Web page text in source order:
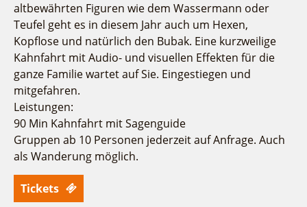
Ludwig Leichhardt
Kahnfahrten
Fahrgastschiff
Wirtschaftsförderung
Regionalentwicklung
SPOT
Bürgerbus
Naturwelt Lieberoser Heide
Q-Gemeinde Schwielochsee
Staatlich anerkannter Erholungsort Goyatz
Mein Brandenburg – Infostelen
Unternehmensbetreuung
ILB
Service
Über uns
Team
Aktuelles
Infomaterial
Warenkorb
altbewährten Figuren wie dem Wassermann oder
Teufel geht es in diesem Jahr auch um Hexen,
Kopflose und natürlich den Bubak. Eine kurzweilige
Kahnfahrt mit Audio- und visuellen Effekten für die
ganze Familie wartet auf Sie. Eingestiegen und
mitgefahren.
Leistungen:
90 Min Kahnfahrt mit Sagenguide
Gruppen ab 10 Personen jederzeit auf Anfrage. Auch
als Wanderung möglich.
Tickets